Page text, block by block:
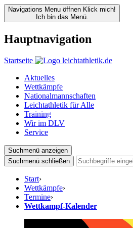
Navigations Menu öffnen Klick mich!
Ich bin das Menü.
Hauptnavigation
Startseite
Aktuelles
Wettkämpfe
Nationalmannschaften
Leichtathletik für Alle
Training
Wir im DLV
Service
Suchmenü anzeigen
Suchmenü schließen
Start›
Wettkämpfe›
Termine›
Wettkampf-Kalender